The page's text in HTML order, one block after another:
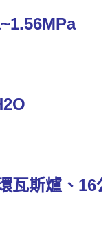
瓦斯爐、16